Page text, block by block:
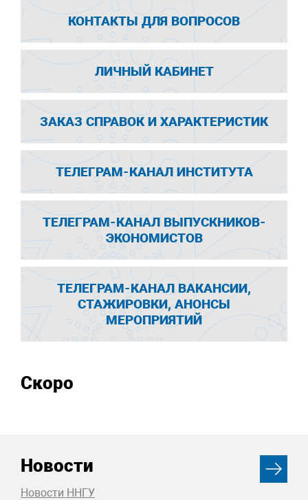
КОНТАКТЫ ДЛЯ ВОПРОСОВ
ЛИЧНЫЙ КАБИНЕТ
ЗАКАЗ СПРАВОК И ХАРАКТЕРИСТИК
ТЕЛЕГРАМ-КАНАЛ ИНСТИТУТА
ТЕЛЕГРАМ-КАНАЛ ВЫПУСКНИКОВ-
ЭКОНОМИСТОВ
ТЕЛЕГРАМ-КАНАЛ ВАКАНСИИ,
СТАЖИРОВКИ, АНОНСЫ
МЕРОПРИЯТИЙ
Скоро
Новости
Новости ННГУ